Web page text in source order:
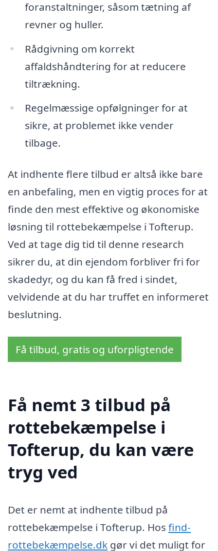
foranstaltninger, såsom tætning af
revner og huller.
Rådgivning om korrekt
affaldshåndtering for at reducere
tiltrækning.
Regelmæssige opfølgninger for at
sikre, at problemet ikke vender
tilbage.
At indhente flere tilbud er altså ikke bare
en anbefaling, men en vigtig proces for at
finde den mest effektive og økonomiske
løsning til rottebekæmpelse i Tofterup.
Ved at tage dig tid til denne research
sikrer du, at din ejendom forbliver fri for
skadedyr, og du kan få fred i sindet,
velvidende at du har truffet en informeret
beslutning.
Få tilbud, gratis og uforpligtende
Få nemt 3 tilbud på
rottebekæmpelse i
Tofterup, du kan være
tryg ved
Det er nemt at indhente tilbud på
rottebekæmpelse i Tofterup. Hos find-
rottebekæmpelse.dk gør vi det muligt for